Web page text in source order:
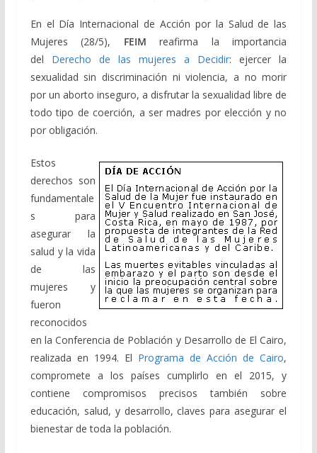
En el Día Internacional de Acción por la Salud de las
Mujeres (28/5), FEIM reafirma la importancia
del Derecho de las mujeres a Decidir: ejercer la
sexualidad sin discriminación ni violencia, a no morir
por un aborto inseguro, a disfrutar la sexualidad libre de
todo tipo de coerción, a ser madres por elección y no
por obligación.
Estos
derechos son
fundamentale
s para
asegurar la
salud y la vida
de las
mujeres y
fueron
reconocidos
en la Conferencia de Población y Desarrollo de El Cairo,
realizada en 1994. El Programa de Acción de Cairo,
compromete a los países cumplirlo en el 2015, y
contiene compromisos precisos también sobre
educación, salud, y desarrollo, claves para asegurar el
bienestar de toda la población.